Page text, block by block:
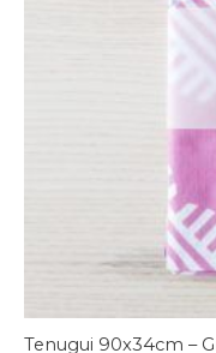
Tenugui 90x34cm –